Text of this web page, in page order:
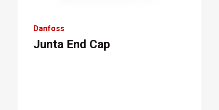
Danfoss
Junta End Cap